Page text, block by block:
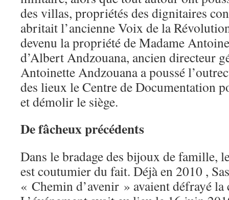
des villas, propriétés des dignitaires
abritait l’ancienne Voix de la
devenu la propriété de Madame
d’Albert Andzouana, ancien directeur
Antoinette Andzouana a poussé
des lieux le Centre de Documentation
et démolir le siège.
De fâcheux précédents
Dans le bradage des bijoux de famille,
est coutumier du fait. Déjà en 2010 ,
« Chemin d’avenir » avaient défrayé